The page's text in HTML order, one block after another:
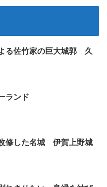
る佐竹家の巨大城郭 久
ランド
修した名城 伊賀上野城